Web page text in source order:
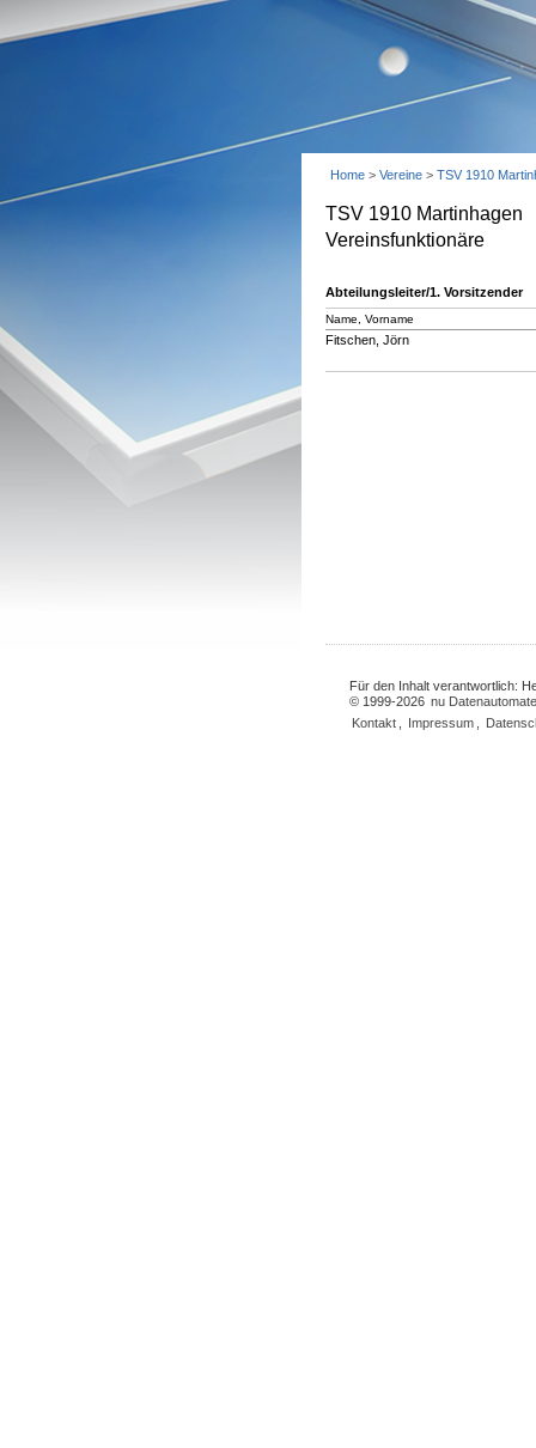
Home > Vereine > TSV 1910
TSV 1910 Martinhagen
Vereinsfunktionäre
Abteilungsleiter/1. Vorsitzender
Name, Vorname
Fitschen, Jörn
Für den Inhalt verantwortlich:
© 1999-2026 nu
Kontakt
Impressum